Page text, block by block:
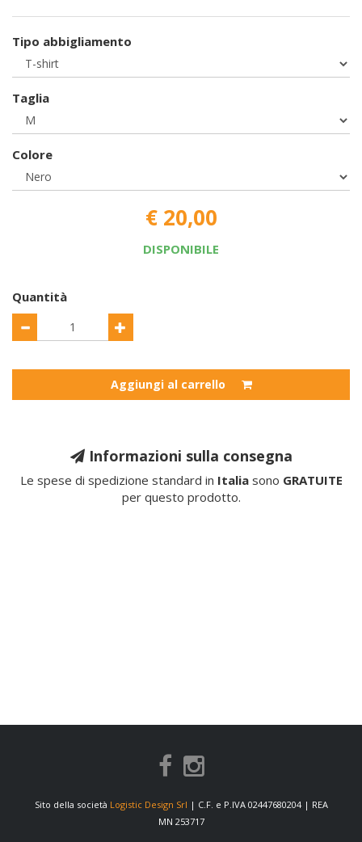
Tipo abbigliamento
Taglia
Colore
€ 20,00
DISPONIBILE
Quantità
Aggiungi al carrello
Informazioni sulla consegna
Le spese di spedizione standard in Italiasono GRATUITE
per questo prodotto.
Sito della società Logistic Design Srl | C.F. e P.IVA 02447680204 | REA
MN 253717